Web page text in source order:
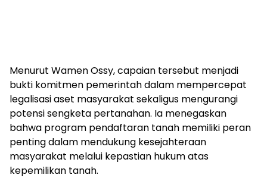
Menurut Wamen Ossy, capaian tersebut menjadi
bukti komitmen pemerintah dalam mempercepat
legalisasi aset masyarakat sekaligus mengurangi
potensi sengketa pertanahan. Ia menegaskan
bahwa program pendaftaran tanah memiliki peran
penting dalam mendukung kesejahteraan
masyarakat melalui kepastian hukum atas
kepemilikan tanah.